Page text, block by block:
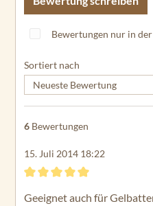
Bewertungen nur in
Sortiert nach
6 Bewertungen
15. Juli 2014 18:22
Geeignet auch für